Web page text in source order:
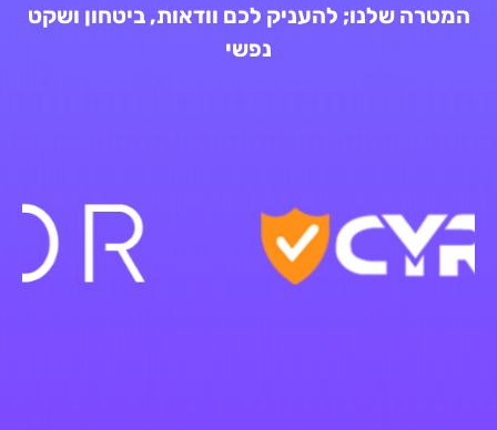
המטרה שלנו; להעניק לכם וודאות, ביטחון ושקט
נפשי